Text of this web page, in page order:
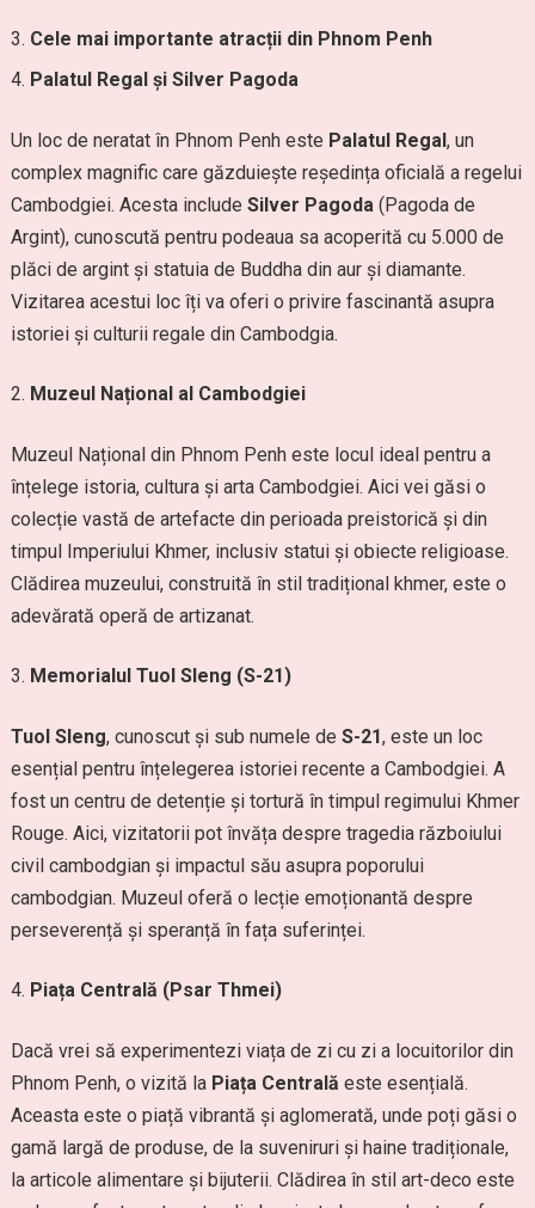
Cele mai importante atracții din Phnom Penh
Palatul Regal și Silver Pagoda
Un loc de neratat în Phnom Penh este Palatul Regal, un
complex magnific care găzduiește reședința oficială a regelui
Cambodgiei. Acesta include Silver Pagoda(Pagoda de
Argint), cunoscută pentru podeaua sa acoperită cu 5.000 de
plăci de argint și statuia de Buddha din aur și diamante.
Vizitarea acestui loc îți va oferi o privire fascinantă asupra
istoriei și culturii regale din Cambodgia.
Muzeul Național al Cambodgiei
Muzeul Național din Phnom Penh este locul ideal pentru a
înțelege istoria, cultura și arta Cambodgiei. Aici vei găsi o
colecție vastă de artefacte din perioada preistorică și din
timpul Imperiului Khmer, inclusiv statui și obiecte religioase.
Clădirea muzeului, construită în stil tradițional khmer, este o
adevărată operă de artizanat.
Memorialul Tuol Sleng (S-21)
Tuol Sleng, cunoscut și sub numele de S-21, este un loc
esențial pentru înțelegerea istoriei recente a Cambodgiei. A
fost un centru de detenție și tortură în timpul regimului Khmer
Rouge. Aici, vizitatorii pot învăța despre tragedia războiului
civil cambodgian și impactul său asupra poporului
cambodgian. Muzeul oferă o lecție emoționantă despre
perseverență și speranță în fața suferinței.
Piața Centrală (Psar Thmei)
Dacă vrei să experimentezi viața de zi cu zi a locuitorilor din
Phnom Penh, o vizită la Piața Centrală este esențială.
Aceasta este o piață vibrantă și aglomerată, unde poți găsi o
gamă largă de produse, de la suveniruri și haine tradiționale,
la articole alimentare și bijuterii. Clădirea în stil art-deco este